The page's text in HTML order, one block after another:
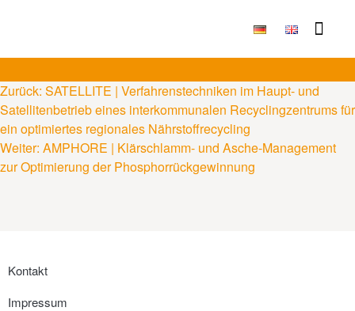
Zurück: SATELLITE | Verfahrenstechniken im Haupt- und
Satellitenbetrieb eines interkommunalen Recyclingzentrums für
ein optimiertes regionales Nährstoffrecycling
Weiter: AMPHORE | Klärschlamm- und Asche-Management
zur Optimierung der Phosphorrückgewinnung
Kontakt
Impressum